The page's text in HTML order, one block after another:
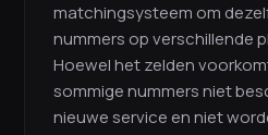
matchingsysteem om
nummers op verschillende
Hoewel het zelden
sommige nummers niet
nieuwe service en niet